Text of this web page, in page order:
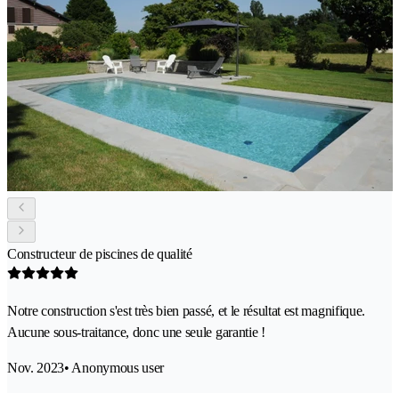
Constructeur de piscines de qualité
Notre construction s'est très bien passé, et le résultat est magnifique.
Aucune sous-traitance, donc une seule garantie !
Nov. 2023• Anonymous user